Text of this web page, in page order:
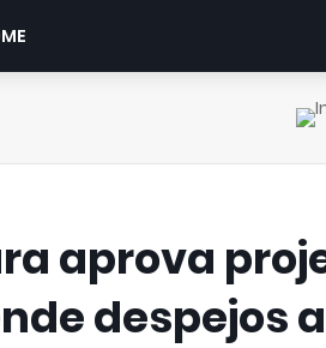
aprova
despejos